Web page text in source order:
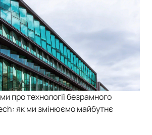
про технології безрамного
як ми змінюємо майбутнє